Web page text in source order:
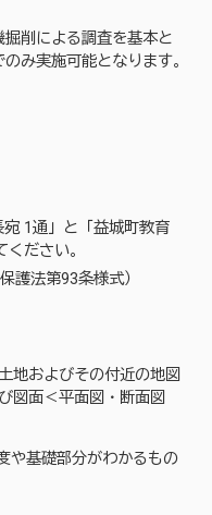
削による調査を基本と
み実施可能となります。
1通」と「益城町教育
ださい。
護法第93条様式）
地およびその付近の地図
図面＜平面図・断面図
基礎部分がわかるもの